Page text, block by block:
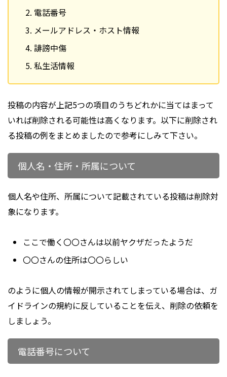
電話番号
メールアドレス・ホスト情報
誹謗中傷
私生活情報
投稿の内容が上記5つの項目のうちどれかに当てはまって
いれば削除される可能性は高くなります。以下に削除され
る投稿の例をまとめましたので参考にしみて下さい。
個人名・住所・所属について
個人名や住所、所属について記載されている投稿は削除対
象になります。
ここで働く〇〇さんは以前ヤクザだったようだ
〇〇さんの住所は〇〇らしい
のように個人の情報が開示されてしまっている場合は、ガ
イドラインの規約に反していることを伝え、削除の依頼を
しましょう。
電話番号について